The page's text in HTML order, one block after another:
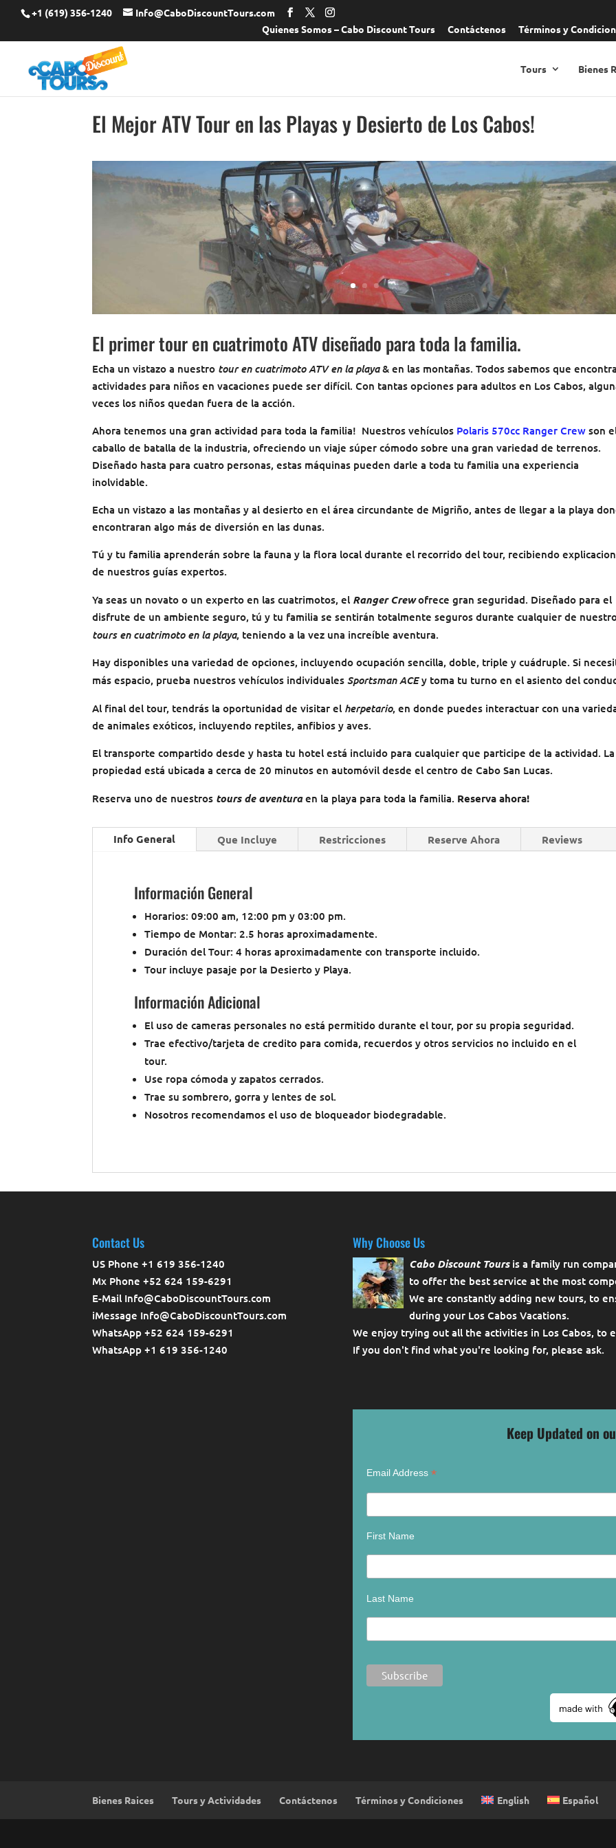
+1 (619) 356-1240
Info@CaboDiscountTours.com
Quienes Somos – Cabo Discount Tours
Contáctenos Términos y
Tours Bienes
El Mejor ATV Tour en las Playas y Desierto de Los Cabos!
El primer tour en cuatrimoto ATV diseñado para toda la familia.
Echa un vistazo a nuestro tour en cuatrimoto ATV en la playa& en las montañas. Todos sabemos que
actividades para niños en vacaciones puede ser difícil. Con tantas opciones para adultos en Los Cabos,
veces los niños quedan fuera de la acción.
Ahora tenemos una gran actividad para toda la familia! Nuestros vehículos Polaris 570cc Ranger Crew son
caballo de batalla de la industria, ofreciendo un viaje súper cómodo sobre una gran variedad de terrenos.
Diseñado hasta para cuatro personas, estas máquinas pueden darle a toda tu familia una experiencia
inolvidable.
Echa un vistazo a las montañas y al desierto en el área circundante de Migriño, antes de llegar a la playa
encontraran algo más de diversión en las dunas.
Tú y tu familia aprenderán sobre la fauna y la flora local durante el recorrido del tour, recibiendo
de nuestros guías expertos.
Ya seas un novato o un experto en las cuatrimotos, el Ranger Crewofrece gran seguridad. Diseñado para el
disfrute de un ambiente seguro, tú y tu familia se sentirán totalmente seguros durante cualquier de
tours en cuatrimoto en la playa, teniendo a la vez una increíble aventura.
Hay disponibles una variedad de opciones, incluyendo ocupación sencilla, doble, triple y cuádruple. Si
más espacio, prueba nuestros vehículos individualesSportsman ACEy toma tu turno en el asiento del
Al final del tour, tendrás la oportunidad de visitar el herpetario, en donde puedes interactuar con una
de animales exóticos, incluyendo reptiles, anfibios y aves.
El transporte compartido desde y hasta tu hotel está incluido para cualquier que participe de la actividad. La
propiedad está ubicada a cerca de 20 minutos en automóvil desde el centro de Cabo San Lucas.
Reserva uno de nuestros tours de aventuraen la playa para toda la familia. Reserva ahora!
Info General Que Incluye Restricciones Reserve Ahora Reviews
Información General
Horarios: 09:00 am, 12:00 pm y 03:00 pm.
Tiempo de Montar: 2.5 horas aproximadamente.
Duración del Tour: 4 horas aproximadamente con transporte incluido.
Tour incluye pasaje por la Desierto y Playa.
Información Adicional
El uso de cameras personales no está permitido durante el tour, por su propia seguridad.
Trae efectivo/tarjeta de credito para comida, recuerdos y otros servicios no incluido en el
tour.
Use ropa cómoda y zapatos cerrados.
Trae su sombrero, gorra y lentes de sol.
Nosotros recomendamos el uso de bloqueador biodegradable.
Contact Us
US Phone +1 619 356-1240
Mx Phone +52 624 159-6291
E-Mail Info@CaboDiscountTours.com
iMessage Info@CaboDiscountTours.com
WhatsApp +52 624 159-6291
WhatsApp +1 619 356-1240
Why Choose Us
Cabo Discount Toursis a family run
to offer the best service at the most
We are constantly adding new tours, to
during your Los Cabos Vacations.
We enjoy trying out all the activities in Los Cabos, to
If you don't find what you're looking for, please ask.
Keep Updated on
Email Address*
First Name
Last Name
Bienes Raices Tours y Actividades Contáctenos Términos y Condiciones English Español